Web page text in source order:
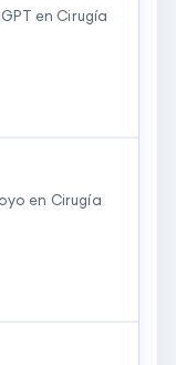
en Cirugía
en Cirugía